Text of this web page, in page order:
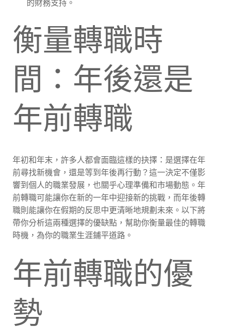
的財務支持。
衡量轉職時
間：年後還是
年前轉職
年初和年末，許多人都會面臨這樣的抉擇：是選擇在年
前尋找新機會，還是等到年後再行動？這一決定不僅影
響到個人的職業發展，也關乎心理準備和市場動態。年
前轉職可能讓你在新的一年中迎接新的挑戰，而年後轉
職則能讓你在假期的反思中更清晰地規劃未來。以下將
帶你分析這兩種選擇的優缺點，幫助你衡量最佳的轉職
時機，為你的職業生涯鋪平道路。
年前轉職的優
勢